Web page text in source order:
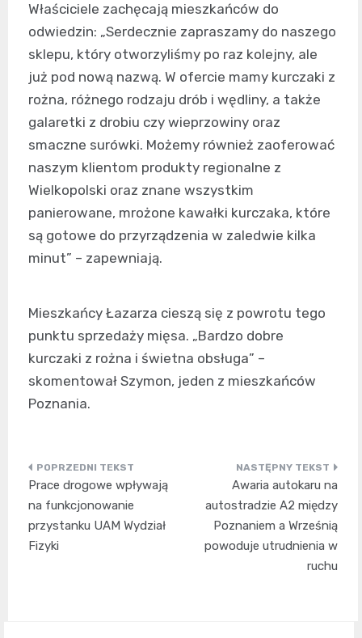
Właściciele zachęcają mieszkańców do
odwiedzin: „Serdecznie zapraszamy do naszego
sklepu, który otworzyliśmy po raz kolejny, ale
już pod nową nazwą. W ofercie mamy kurczaki z
rożna, różnego rodzaju drób i wędliny, a także
galaretki z drobiu czy wieprzowiny oraz
smaczne surówki. Możemy również zaoferować
naszym klientom produkty regionalne z
Wielkopolski oraz znane wszystkim
panierowane, mrożone kawałki kurczaka, które
są gotowe do przyrządzenia w zaledwie kilka
minut” – zapewniają.
Mieszkańcy Łazarza cieszą się z powrotu tego
punktu sprzedaży mięsa. „Bardzo dobre
kurczaki z rożna i świetna obsługa” –
skomentował Szymon, jeden z mieszkańców
Poznania.
Nawigacja
wpisu
Prace drogowe wpływają
na funkcjonowanie
przystanku UAM Wydział
Fizyki
Awaria autokaru na
autostradzie A2 między
Poznaniem a Wrześnią
powoduje utrudnienia w
ruchu